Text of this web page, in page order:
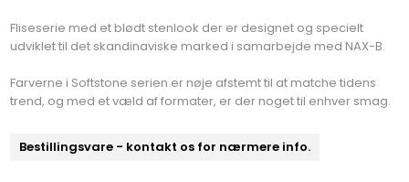
Fliseserie med et blødt stenlook der er designet og specielt
udviklet til det skandinaviske marked i samarbejde med NAX-B.
Farverne i Softstone serien er nøje afstemt til at matche tidens
trend, og med et væld af formater, er der noget til enhver smag.
Bestillingsvare - kontakt os for nærmere info.